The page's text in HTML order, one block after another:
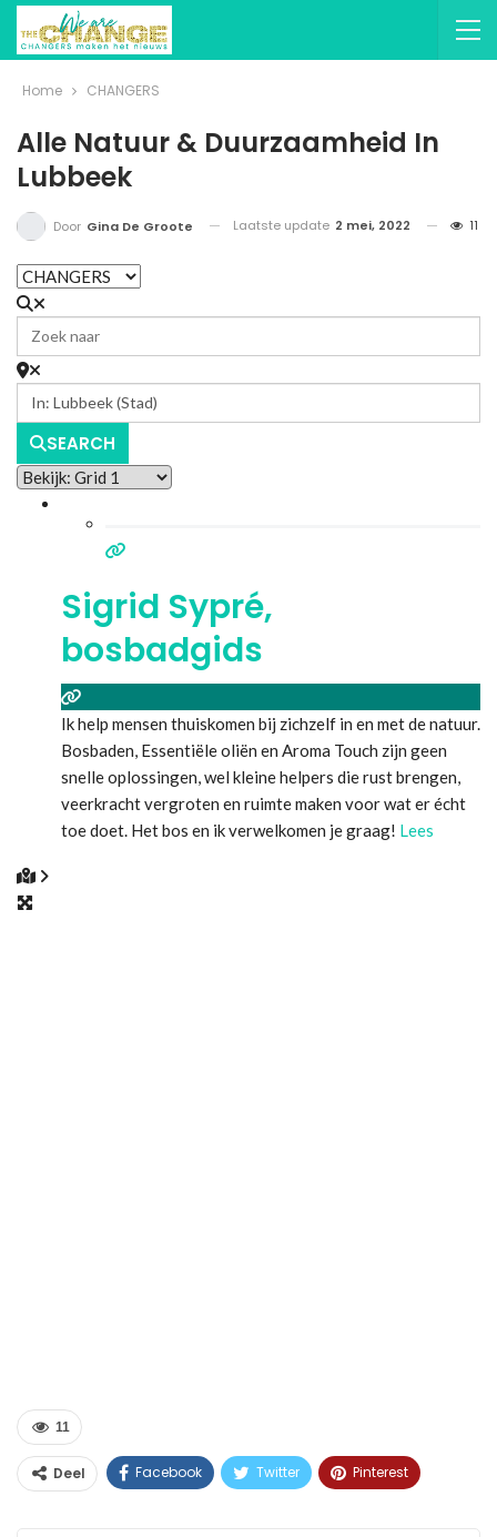
Home CHANGERS
Alle Natuur & Duurzaamheid In
Lubbeek
Door Gina De Groote Laatste update 2 mei, 2022 11
SEARCH
Sigrid Sypré,
bosbadgids
Ik help mensen thuiskomen bij zichzelf in en met de natuur.
Bosbaden, Essentiële oliën en Aroma Touch zijn geen
snelle oplossingen, wel kleine helpers die rust brengen,
veerkracht vergroten en ruimte maken voor wat er écht
toe doet. Het bos en ik verwelkomen je graag! Lees
11
Deel Facebook Twitter Pinterest